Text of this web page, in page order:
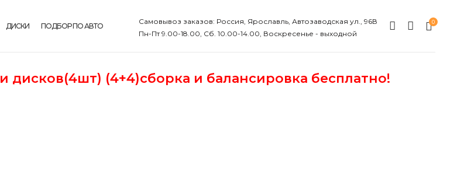
ДИСКИ ПОДБОР ПО АВТО
Самовывоз заказов: Россия, Ярославль, Автозаводская ул., 96В
Пн-Пт 9.00-18.00, Сб. 10.00-14.00, Воскресенье - выходной
0
и дисков(4шт) (4+4)сборка и балансировка бесплатно!